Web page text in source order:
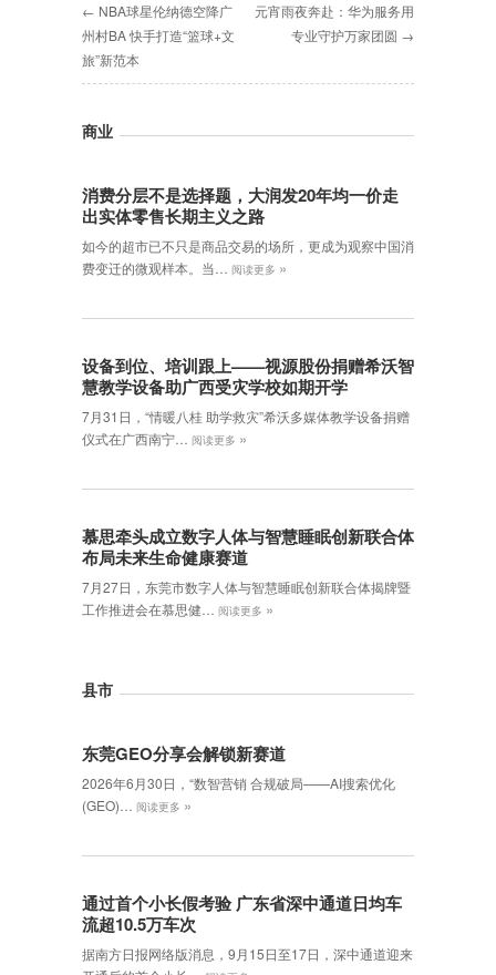
← NBA球星伦纳德空降广
州村BA 快手打造“篮球+文
旅”新范本
元宵雨夜奔赴：华为服务用
专业守护万家团圆 →
商业
消费分层不是选择题，大润发20年均一价走
出实体零售长期主义之路
如今的超市已不只是商品交易的场所，更成为观察中国消
费变迁的微观样本。当…
阅读更多 »
设备到位、培训跟上——视源股份捐赠希沃智
慧教学设备助广西受灾学校如期开学
7月31日，“情暖八桂 助学救灾”希沃多媒体教学设备捐赠
仪式在广西南宁…
阅读更多 »
慕思牵头成立数字人体与智慧睡眠创新联合体
布局未来生命健康赛道
7月27日，东莞市数字人体与智慧睡眠创新联合体揭牌暨
工作推进会在慕思健…
阅读更多 »
县市
东莞GEO分享会解锁新赛道
2026年6月30日，‌“数智营销 合规破局——AI搜索优化
(GEO)…
阅读更多 »
通过首个小长假考验 广东省深中通道日均车
流超10.5万车次
据南方日报网络版消息，9月15日至17日，深中通道迎来